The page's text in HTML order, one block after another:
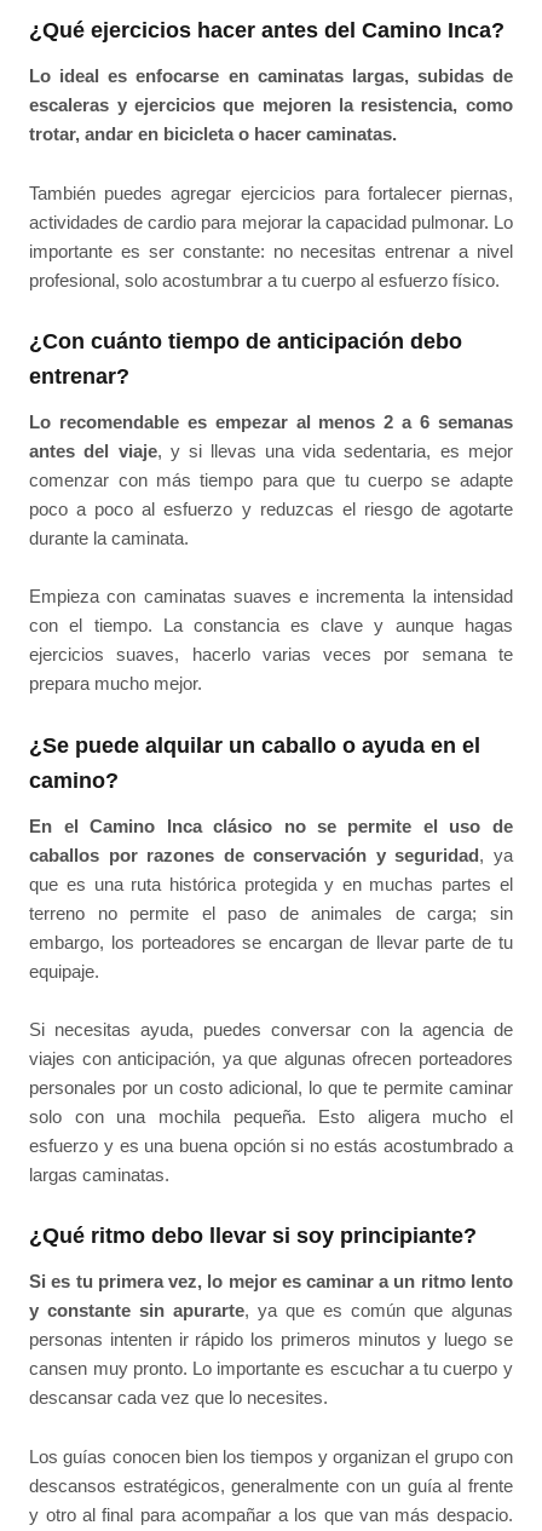
¿Qué ejercicios hacer antes del Camino Inca?
Lo ideal es enfocarse en caminatas largas, subidas de
escaleras y ejercicios que mejoren la resistencia, como
trotar, andar en bicicleta o hacer caminatas.
También puedes agregar ejercicios para fortalecer piernas,
actividades de cardio para mejorar la capacidad pulmonar. Lo
importante es ser constante: no necesitas entrenar a nivel
profesional, solo acostumbrar a tu cuerpo al esfuerzo físico.
¿Con cuánto tiempo de anticipación debo
entrenar?
Lo recomendable es empezar al menos 2 a 6 semanas
antes del viaje, y si llevas una vida sedentaria, es mejor
comenzar con más tiempo para que tu cuerpo se adapte
poco a poco al esfuerzo y reduzcas el riesgo de agotarte
durante la caminata.
Empieza con caminatas suaves e incrementa la intensidad
con el tiempo. La constancia es clave y aunque hagas
ejercicios suaves, hacerlo varias veces por semana te
prepara mucho mejor.
¿Se puede alquilar un caballo o ayuda en el
camino?
En el Camino Inca clásico no se permite el uso de
caballos por razones de conservación y seguridad, ya
que es una ruta histórica protegida y en muchas partes el
terreno no permite el paso de animales de carga; sin
embargo, los porteadores se encargan de llevar parte de tu
equipaje.
Si necesitas ayuda, puedes conversar con la agencia de
viajes con anticipación, ya que algunas ofrecen porteadores
personales por un costo adicional, lo que te permite caminar
solo con una mochila pequeña. Esto aligera mucho el
esfuerzo y es una buena opción si no estás acostumbrado a
largas caminatas.
¿Qué ritmo debo llevar si soy principiante?
Si es tu primera vez, lo mejor es caminar a un ritmo lento
y constante sin apurarte, ya que es común que algunas
personas intenten ir rápido los primeros minutos y luego se
cansen muy pronto. Lo importante es escuchar a tu cuerpo y
descansar cada vez que lo necesites.
Los guías conocen bien los tiempos y organizan el grupo con
descansos estratégicos, generalmente con un guía al frente
y otro al final para acompañar a los que van más despacio.